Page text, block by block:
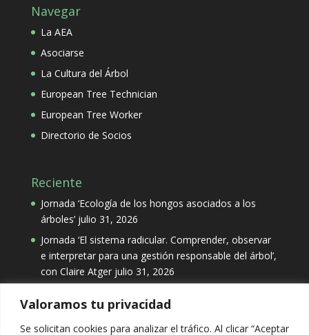
Valoramos tu privacidad
Se solicitan cookies para analizar el tráfico. Al clicar “Aceptar
Navegar
La AEA
Asociarse
La Cultura del Árbol
European Tree Technician
European Tree Worker
Directorio de Socios
Reciente
Jornada ‘Ecología de los hongos asociados a los
árboles’ julio 31, 2026
Jornada ‘El sistema radicular. Comprender, observar
e interpretar para una gestión responsable del árbol’,
con Claire Atger julio 31, 2026